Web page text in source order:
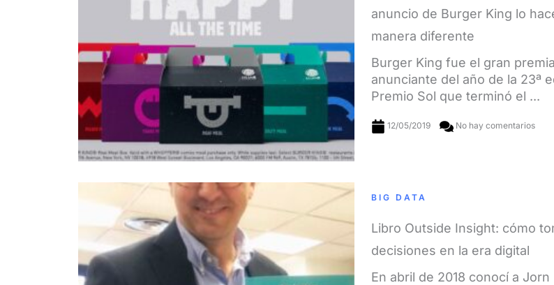
anuncio de Burger King lo
manera diferente
Burger King fue el gran
anunciante del año de la 23ª
Premio Sol que terminó el ...
12/05/2019 No hay comentarios
BIG DATA
Libro Outside Insight: cómo
decisiones en la era digital
En abril de 2018 conocí a